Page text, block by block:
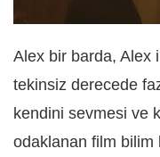
Alex bir barda, Alex
tekinsiz derecede
kendini sevmesi ve
odaklanan film bilim